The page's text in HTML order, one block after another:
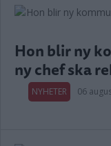
Hon blir ny
ny chef ska
NYHETER 06